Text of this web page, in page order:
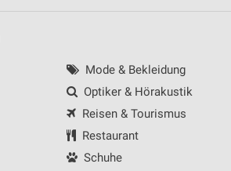
Mode & Bekleidung
Optiker & Hörakustik
Reisen & Tourismus
Restaurant
Schuhe